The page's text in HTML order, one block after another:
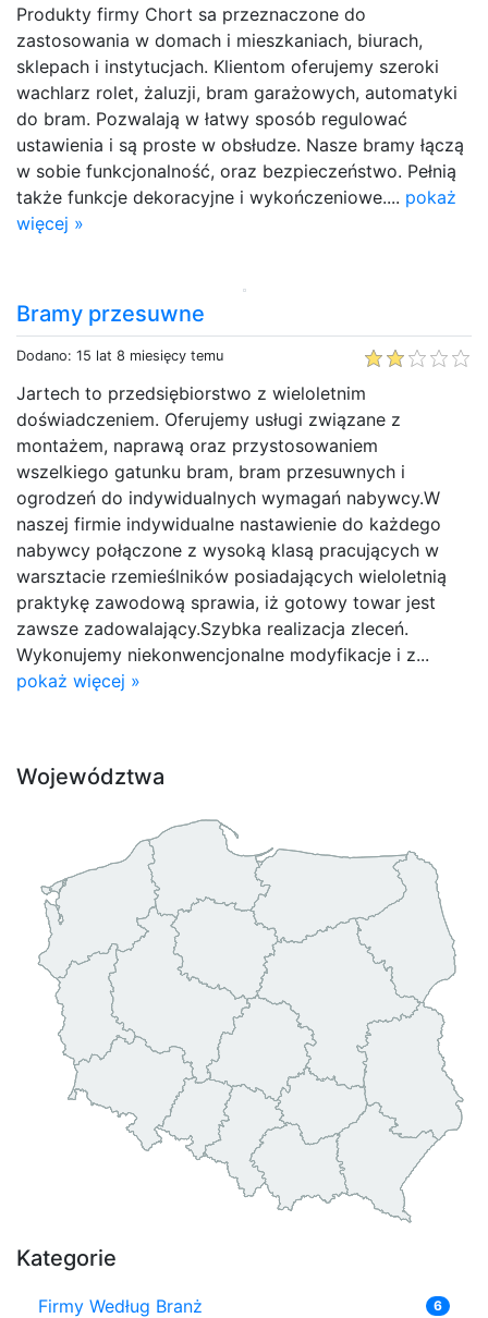
Produkty firmy Chort sa przeznaczone do
zastosowania w domach i mieszkaniach, biurach,
sklepach i instytucjach. Klientom oferujemy szeroki
wachlarz rolet, żaluzji, bram garażowych, automatyki
do bram. Pozwalają w łatwy sposób regulować
ustawienia i są proste w obsłudze. Nasze bramy łączą
w sobie funkcjonalność, oraz bezpieczeństwo. Pełnią
także funkcje dekoracyjne i wykończeniowe.... pokaż
więcej »
Bramy przesuwne
Dodano: 15 lat 8 miesięcy temu
Jartech to przedsiębiorstwo z wieloletnim
doświadczeniem. Oferujemy usługi związane z
montażem, naprawą oraz przystosowaniem
wszelkiego gatunku bram, bram przesuwnych i
ogrodzeń do indywidualnych wymagań nabywcy.W
naszej firmie indywidualne nastawienie do każdego
nabywcy połączone z wysoką klasą pracujących w
warsztacie rzemieślników posiadających wieloletnią
praktykę zawodową sprawia, iż gotowy towar jest
zawsze zadowalający.Szybka realizacja zleceń.
Wykonujemy niekonwencjonalne modyfikacje i z...
pokaż więcej »
Województwa
Kategorie
Firmy Według Branż 6